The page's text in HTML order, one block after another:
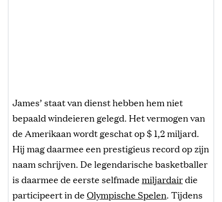
James’ staat van dienst hebben hem niet
bepaald windeieren gelegd. Het vermogen van
de Amerikaan wordt geschat op $ 1,2 miljard.
Hij mag daarmee een prestigieus record op zijn
naam schrijven. De legendarische basketballer
is daarmee de eerste selfmademiljardairdie
participeert in deOlympische Spelen. Tijdens